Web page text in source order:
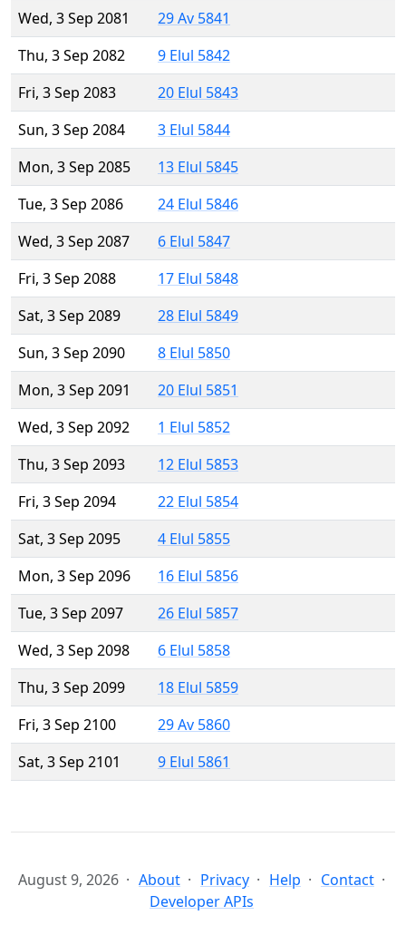
Wed, 3 Sep 2081
29 Av 5841
Thu, 3 Sep 2082
9 Elul 5842
Fri, 3 Sep 2083
20 Elul 5843
Sun, 3 Sep 2084
3 Elul 5844
Mon, 3 Sep 2085
13 Elul 5845
Tue, 3 Sep 2086
24 Elul 5846
Wed, 3 Sep 2087
6 Elul 5847
Fri, 3 Sep 2088
17 Elul 5848
Sat, 3 Sep 2089
28 Elul 5849
Sun, 3 Sep 2090
8 Elul 5850
Mon, 3 Sep 2091
20 Elul 5851
Wed, 3 Sep 2092
1 Elul 5852
Thu, 3 Sep 2093
12 Elul 5853
Fri, 3 Sep 2094
22 Elul 5854
Sat, 3 Sep 2095
4 Elul 5855
Mon, 3 Sep 2096
16 Elul 5856
Tue, 3 Sep 2097
26 Elul 5857
Wed, 3 Sep 2098
6 Elul 5858
Thu, 3 Sep 2099
18 Elul 5859
Fri, 3 Sep 2100
29 Av 5860
Sat, 3 Sep 2101
9 Elul 5861
August 9, 2026 About Privacy Help
Contact
Developer APIs